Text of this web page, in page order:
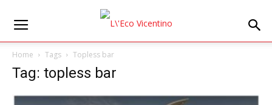
Home Tags Topless bar
Tag: topless bar